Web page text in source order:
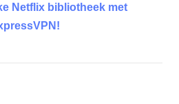
Netflix bibliotheek met